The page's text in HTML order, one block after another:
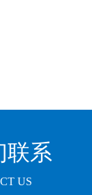
联系
US